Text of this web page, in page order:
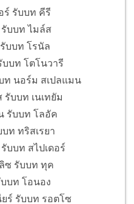
ร์ รับบท คีรี
บบท ไมล์ส
บบท โรนัล
บท โตโนวารี
ท นอร์ม สเปลแมน
รับบท เนเทยัม
รับบท โลอัค
บท ทริสเรยา
บบท สไปเดอร์
ซ รับบท ทุค
บท โอนอง
ยร์ รับบท รอตโซ